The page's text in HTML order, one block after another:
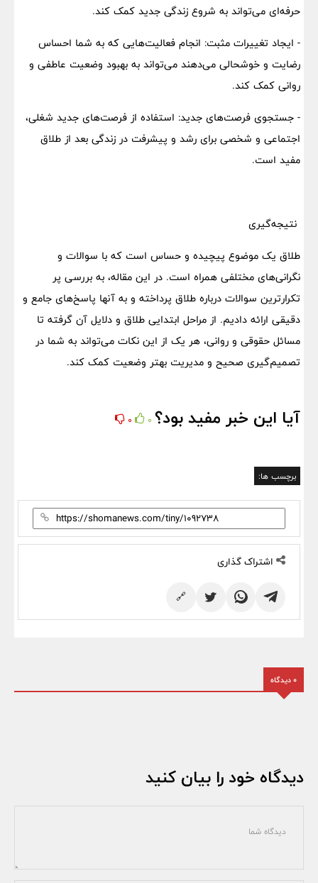
حرفه‌ای می‌تواند به شروع زندگی جدید کمک کند.
- ایجاد تغییرات مثبت: انجام فعالیت‌هایی که به شما احساس
رضایت و خوشحالی می‌دهند می‌تواند به بهبود وضعیت عاطفی و
روانی کمک کند.
- جستجوی فرصت‌های جدید: استفاده از فرصت‌های جدید شغلی،
اجتماعی و شخصی برای رشد و پیشرفت در زندگی بعد از طلاق
مفید است.
نتیجه‌گیری
طلاق یک موضوع پیچیده و حساس است که با سوالات و
نگرانی‌های مختلفی همراه است. در این مقاله، به بررسی پر
تکرارترین سوالات درباره طلاق پرداخته و به آنها پاسخ‌های جامع و
دقیقی ارائه دادیم. از مراحل ابتدایی طلاق و دلایل آن گرفته تا
مسائل حقوقی و روانی، هر یک از این نکات می‌تواند به شما در
تصمیم‌گیری صحیح و مدیریت بهتر وضعیت کمک کند.
آیا این خبر مفید بود؟ 0
0
برچسب ها:
اشتراک گذاری
🔗
0 دیدگاه
دیدگاه خود را بیان کنید